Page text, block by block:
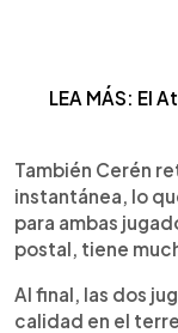
LEA MÁS: El
También Cerén
instantánea, lo
para ambas
postal, tiene
Al final, las dos
calidad en el